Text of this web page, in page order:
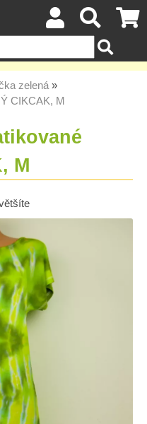
zelená
CIKCAK, M
M